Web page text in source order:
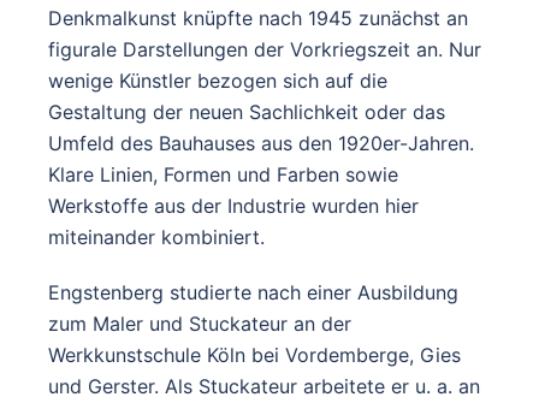
Denkmalkunst knüpfte nach 1945 zunächst an
figurale Darstellungen der Vorkriegszeit an. Nur
wenige Künstler bezogen sich auf die
Gestaltung der neuen Sachlichkeit oder das
Umfeld des Bauhauses aus den 1920er-Jahren.
Klare Linien, Formen und Farben sowie
Werkstoffe aus der Industrie wurden hier
miteinander kombiniert.
Engstenberg studierte nach einer Ausbildung
zum Maler und Stuckateur an der
Werkkunstschule Köln bei Vordemberge, Gies
und Gerster. Als Stuckateur arbeitete er u. a. an